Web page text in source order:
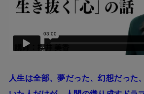
人生は全部、夢だった、幻想だった